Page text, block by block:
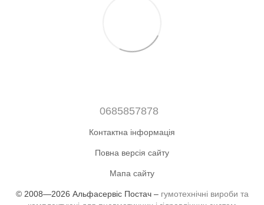
0685857878
Контактна інформація
Повна версія сайту
Мапа сайту
© 2008—2026 Альфасервіс Постач – гумотехнічні вироби та